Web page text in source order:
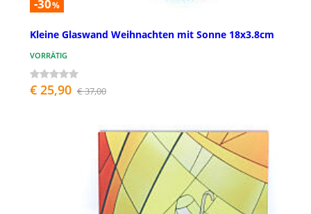
-30%
Kleine Glaswand Weihnachten mit Sonne 18x3.8cm
VORRÄTIG
€ 25,90 € 37,00